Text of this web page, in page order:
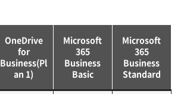
OneDrive
for
Business(Pl
an 1)
Microsoft
365
Business
Basic
Microsoft
365
Business
Standard